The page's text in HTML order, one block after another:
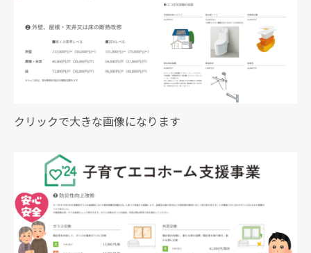
クリックで大きな画像になります